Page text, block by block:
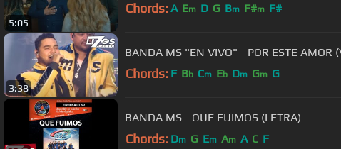
5:05
Chords: A Em D G Bm F#m F#
3:38
BANDA MS "EN VIVO" - POR ESTE AMOR
Chords: F Bb Cm Eb Dm Gm G
BANDA MS - QUE FUIMOS (LETRA)
Chords: Dm G Em Am A C F